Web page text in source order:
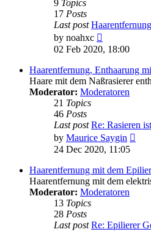
9 Topics
17 Posts
Last post
by noahxc
the
latest
post
02 Feb 2020, 18:00
Haarentfernung, Enthaarung
Haare mit dem Naßrasierer
Moderator: Moderatoren
21 Topics
46 Posts
Last post Re: Rasieren
by Maurice Saygin
post
24 Dec 2020, 11:05
Haarentfernung mit dem
Haarentfernung mit dem
Moderator: Moderatoren
13 Topics
28 Posts
Last post Re: Epilierer